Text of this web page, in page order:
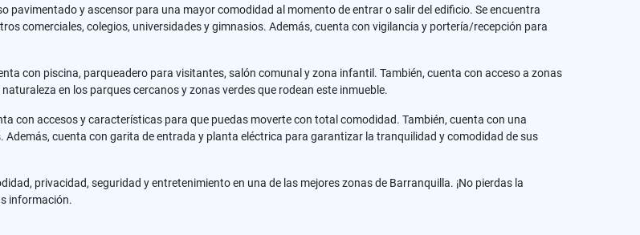
y ascensor para una mayor comodidad al momento de entrar o salir del edificio. Se encuentra
comerciales, colegios, universidades y gimnasios. Además, cuenta con vigilancia y portería/recepción para
con piscina, parqueadero para visitantes, salón comunal y zona infantil. También, cuenta con acceso a zonas
en los parques cercanos y zonas verdes que rodean este inmueble.
con accesos y características para que puedas moverte con total comodidad. También, cuenta con una
cuenta con garita de entrada y planta eléctrica para garantizar la tranquilidad y comodidad de sus
privacidad, seguridad y entretenimiento en una de las mejores zonas de Barranquilla. ¡No pierdas la
información.